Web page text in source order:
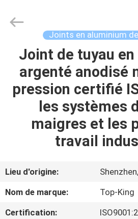
MAISON
PRODUITS
PROPOS
DE
NOUS
Jingji
Technology
Reserved.
Joints en aluminium
Joint de tuyau
argenté anodisé
pression certifié
les systèmes
maigres et les
travail
Lieu d'origine:
Nom de marque:
Top-King
Certification: